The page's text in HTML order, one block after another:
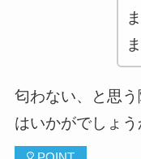
匂わない、と思
はいかがでしょう